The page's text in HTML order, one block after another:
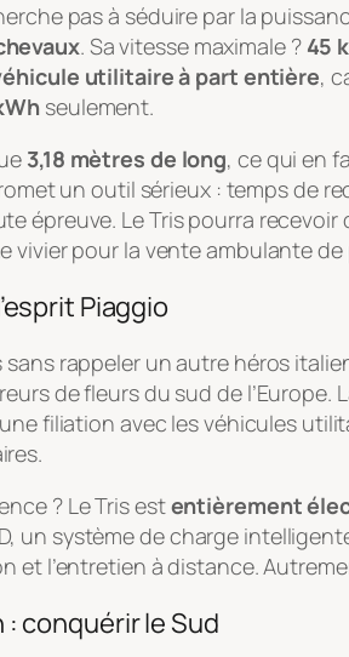
pas à séduire par la
. Sa vitesse maximale ? 45
utilitaire à part entière,
seulement.
3,18 mètres de long, ce qui en
un outil sérieux : temps de
épreuve. Le Tris pourra
vivier pour la vente ambulante
Piaggio
sans rappeler un autre héros
de fleurs du sud de
filiation avec les véhicules
? Le Tris estentièrement
un système de charge
et l’entretien à distance.
conquérir le Sud